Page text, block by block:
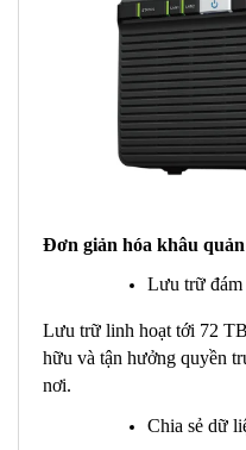
Đơn giản hóa khâu
Lưu trữ đám
Lưu trữ linh hoạt tới 72
hữu và tận hưởng quyền
nơi.
Chia sẻ dữ